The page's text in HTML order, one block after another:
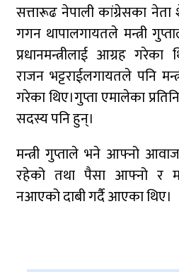
सत्तारूढ नेपाली कांग्रेसका नेता
गगन थापालगायतले मन्त्री
प्रधानमन्त्रीलाई आग्रह
राजन भट्टराईलगायतले पनि
गरेका थिए।गुप्ता एमालेका
सदस्य पनि हुन्।
मन्त्री गुप्ताले भने आफ्नो
रहेको तथा पैसा आफ्नो र
नआएको दाबी गर्दै आएका थिए।